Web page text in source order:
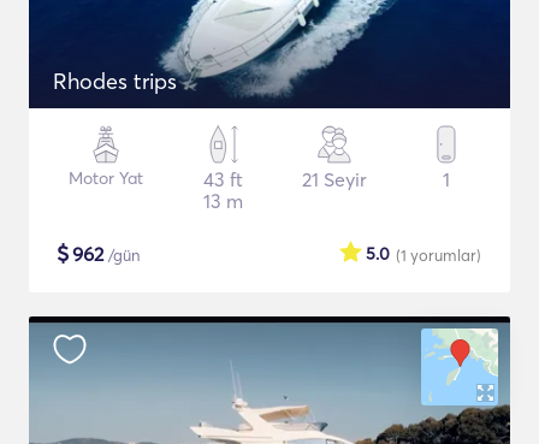
Rhodes trips
Motor Yat
43 ft
13 m
21 Seyir 1
$962/gün (1 yorumlar)
5.0